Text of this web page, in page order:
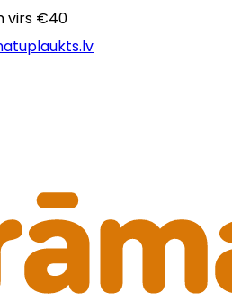
virs €40